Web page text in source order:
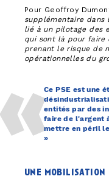
Pour Geoffroy
supplémentaire dans
lié à un pilotage des
qui sont là pour faire
prenant le risque de
opérationnelles du
Ce PSE est une
entités par des
faire de l'argent
mettre en péril
»
une mobilisation